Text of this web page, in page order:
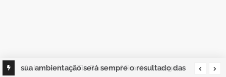
sua ambientação será sempre o resultado das